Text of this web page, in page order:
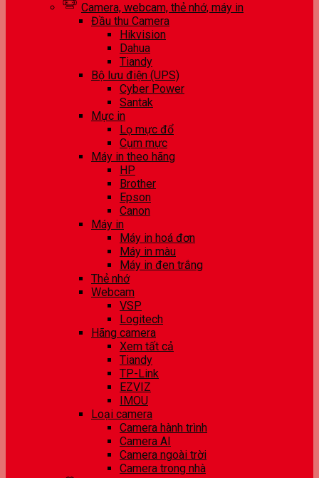
Camera, webcam, thẻ nhớ, máy in
Đầu thu Camera
Hikvision
Dahua
Tiandy
Bộ lưu điện (UPS)
Cyber Power
Santak
Mực in
Lọ mực đổ
Cụm mực
Máy in theo hãng
HP
Brother
Epson
Canon
Máy in
Máy in hoá đơn
Máy in màu
Máy in đen trắng
Thẻ nhớ
Webcam
VSP
Logitech
Hãng camera
Xem tất cả
Tiandy
TP-Link
EZVIZ
IMOU
Loại camera
Camera hành trình
Camera AI
Camera ngoài trời
Camera trong nhà